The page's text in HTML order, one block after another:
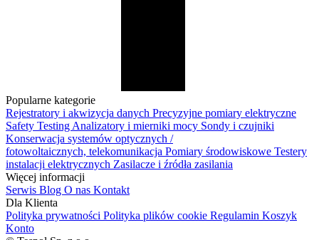
Popularne kategorie
Rejestratory i akwizycja danych Precyzyjne pomiary elektryczne
Safety TestingAnalizatory i mierniki mocy Sondy i czujniki
Konserwacja systemów optycznych /
fotowoltaicznych, telekomunikacja Pomiary środowiskowe Testery
instalacji elektrycznych Zasilacze i źródła zasilania
Więcej informacji
Serwis Blog O nas Kontakt
Dla Klienta
Polityka prywatności Polityka plików cookie Regulamin Koszyk
Konto